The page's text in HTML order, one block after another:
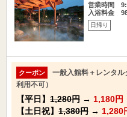
営業時間
入浴料金
日帰り
クーポン
一般入館料＋レンタ
利用不可）
【平日】 1,280円 → 1,180円
【土日祝】 1,380円 → 1,280